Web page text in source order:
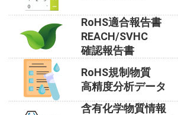
RoHS適合報告書
REACH/SVHC
確認報告書
RoHS規制物質
高精度分析データ
含有化学物質情報